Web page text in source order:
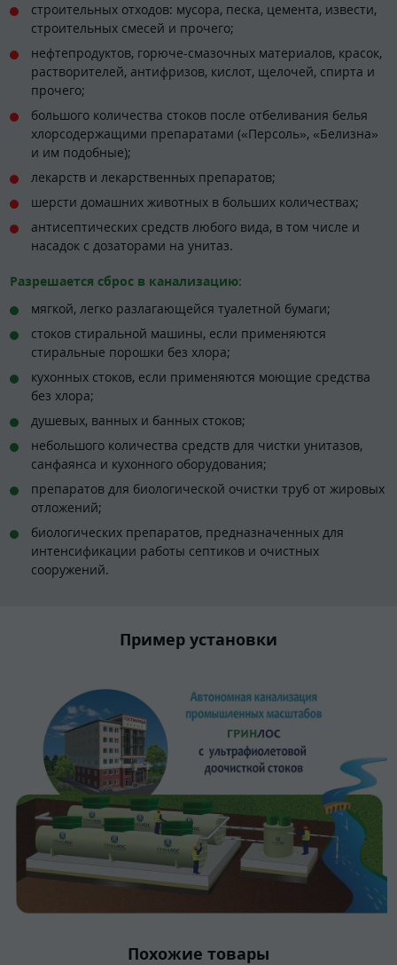
строительных отходов: мусора, песка, цемента, извести,
строительных смесей и прочего;
нефтепродуктов, горюче-смазочных материалов, красок,
растворителей, антифризов, кислот, щелочей, спирта и
прочего;
большого количества стоков после отбеливания белья
хлорсодержащими препаратами («Персоль», «Белизна»
и им подобные);
лекарств и лекарственных препаратов;
шерсти домашних животных в больших количествах;
антисептических средств любого вида, в том числе и
насадок с дозаторами на унитаз.
Разрешается сброс в канализацию:
мягкой, легко разлагающейся туалетной бумаги;
стоков стиральной машины, если применяются
стиральные порошки без хлора;
кухонных стоков, если применяются моющие средства
без хлора;
душевых, ванных и банных стоков;
небольшого количества средств для чистки унитазов,
санфаянса и кухонного оборудования;
препаратов для биологической очистки труб от жировых
отложений;
биологических препаратов, предназначенных для
интенсификации работы септиков и очистных
сооружений.
Пример установки
Похожие товары